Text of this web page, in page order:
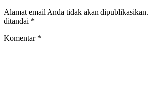
Alamat email Anda tidak akan dipublikasikan.
ditandai *
Komentar *